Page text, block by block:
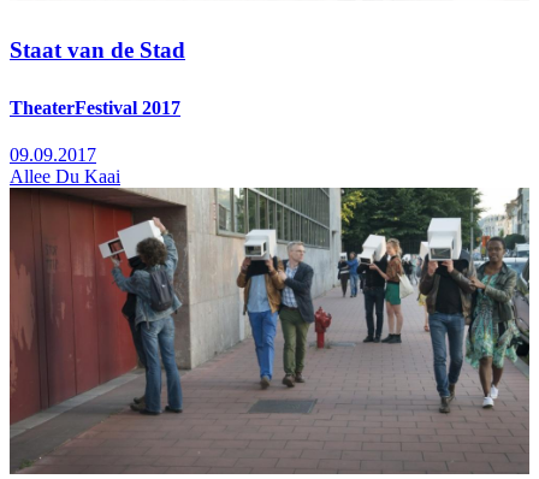
Staat van de Stad
TheaterFestival 2017
09.09.2017
Allee Du Kaai